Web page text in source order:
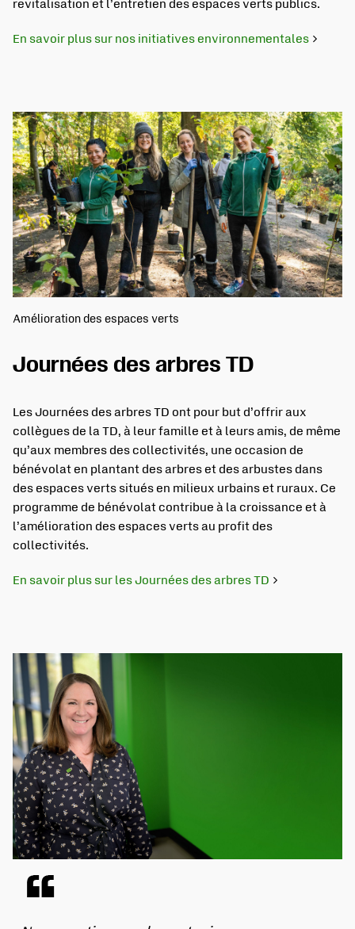
revitalisation et l’entretien des espaces verts publics.
En savoir plus sur nos initiatives environnementales
S'ouvre dans un nouvel onglet
Amélioration des espaces verts
Journées des arbres TD
Les Journées des arbres TD ont pour but d’offrir aux
collègues de la TD, à leur famille et à leurs amis, de même
qu’aux membres des collectivités, une occasion de
bénévolat en plantant des arbres et des arbustes dans
des espaces verts situés en milieux urbains et ruraux. Ce
programme de bénévolat contribue à la croissance et à
l’amélioration des espaces verts au profit des
collectivités.
En savoir plus sur les Journées des arbres TD
S'ouvre dans un nouvel onglet